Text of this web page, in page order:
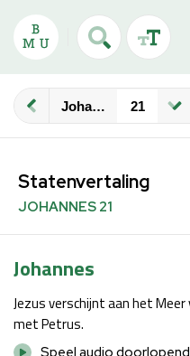
Johannes
Statenvertaling
JOHANNES 21
Johannes
Jezus verschijnt aan het
met Petrus.
Speel audio